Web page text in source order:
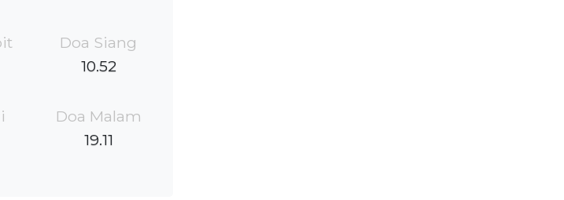
Doa Siang
10.52
Doa Malam
19.11